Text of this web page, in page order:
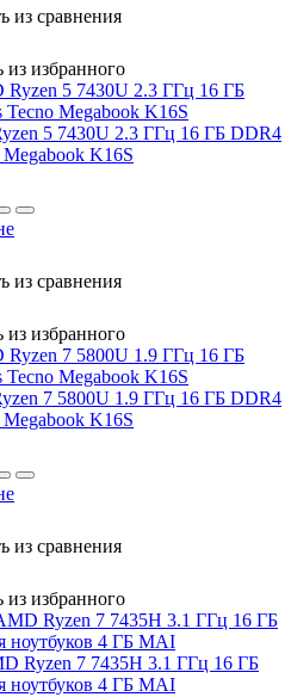
из сравнения
из избранного
5 7430U 2.3 ГГц 16 ГБ DDR4
K16S
из сравнения
из избранного
7 5800U 1.9 ГГц 16 ГБ DDR4
K16S
из сравнения
из избранного
Ryzen 7 7435H 3.1 ГГц 16 ГБ
ноутбуков 4 ГБ MAI